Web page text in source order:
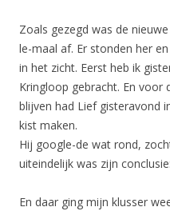
Zoals gezegd was de
le-maal af. Er stonden her
in het zicht. Eerst heb ik
Kringloop gebracht. En voor
blijven had Lief gisteravond
kist maken.
Hij google-de wat rond,
uiteindelijk was zijn
En daar ging mijn klusser